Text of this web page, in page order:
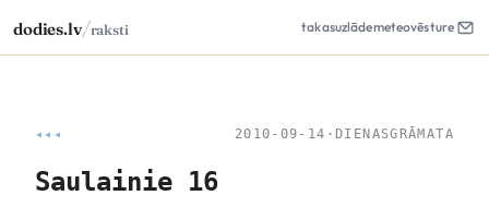
dodies.lv/raksti takasuzlādemeteovēsture
◂◂◂ 2010-09-14 · DIENASGRĀMATA
Saulainie 16